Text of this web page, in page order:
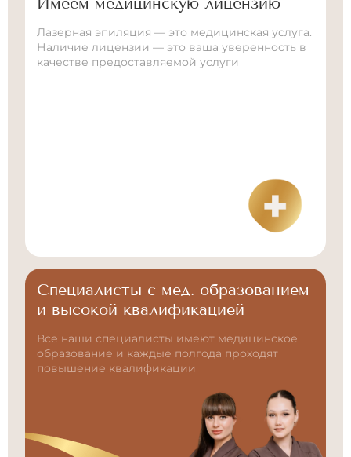
Лазерная эпиляция — это медицинская услуга.
Наличие лицензии — это ваша уверенность в
качестве предоставляемой услуги
Специалисты с мед. образованием
и высокой квалификацией
Все наши специалисты имеют медицинское
образование и каждые полгода проходят
повышение квалификации